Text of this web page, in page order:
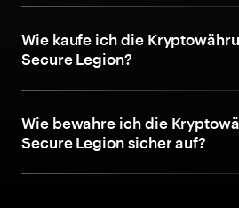
Wie kaufe ich die
Secure Legion?
Wie bewahre ich die
Secure Legion sicher auf?